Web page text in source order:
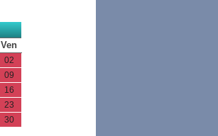
Ven
02
09
16
23
30